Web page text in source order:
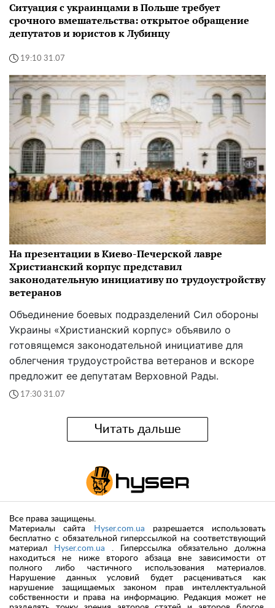
Ситуация с украинцами в Польше требует
срочного вмешательства: открытое обращение
депутатов и юристов к Лубинцу
19:10 31.07
На презентации в Киево-Печерской лавре
Христианский корпус представил
законодательную инициативу по трудоустройству
ветеранов
Объединение боевых подразделений Сил обороны
Украины «Христианский корпус» объявило о
готовящемся законодательной инициативе для
облегчения трудоустройства ветеранов и вскоре
предложит ее депутатам Верховной Рады.
17:30 31.07
Читать дальше
Все права защищены.
Материалы сайта
Hyser.com.ua разрешается использовать
бесплатно с обязательной гиперссылкой на соответствующий
материал
Hyser.com.ua . Гиперссылка обязательно должна
находиться не ниже второго абзаца вне зависимости от
полного либо частичного использования материалов.
Нарушение данных условий будет расцениваться как
нарушение защищаемых законом прав интеллектуальной
собственности и права на информацию. Редакция может не